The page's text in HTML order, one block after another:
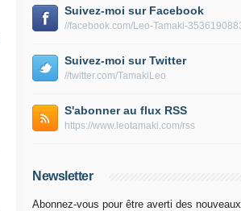
Suivez-moi sur Facebook
Suivez-moi sur Twitter
//twitter.com/TamakiLeo
S'abonner au flux RSS
https://www.leotamaki.com/rss
Newsletter
Abonnez-vous pour être averti des nouveaux